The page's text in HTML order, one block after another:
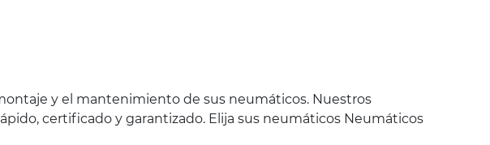
y el mantenimiento de sus neumáticos. Nuestros
certificado y garantizado. Elija sus neumáticos Neumáticos